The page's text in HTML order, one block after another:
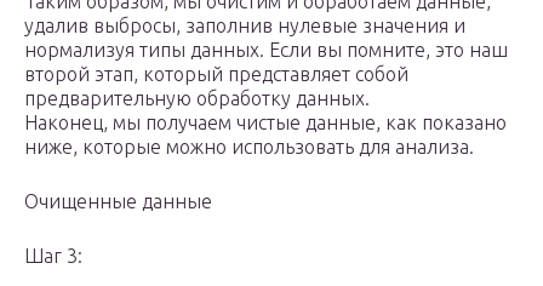
удалив выбросы, заполнив нулевые значения и
нормализуя типы данных. Если вы помните, это наш
второй этап, который представляет собой
предварительную обработку данных.
Наконец, мы получаем чистые данные, как показано
ниже, которые можно использовать для анализа.
Очищенные данные
Шаг 3: